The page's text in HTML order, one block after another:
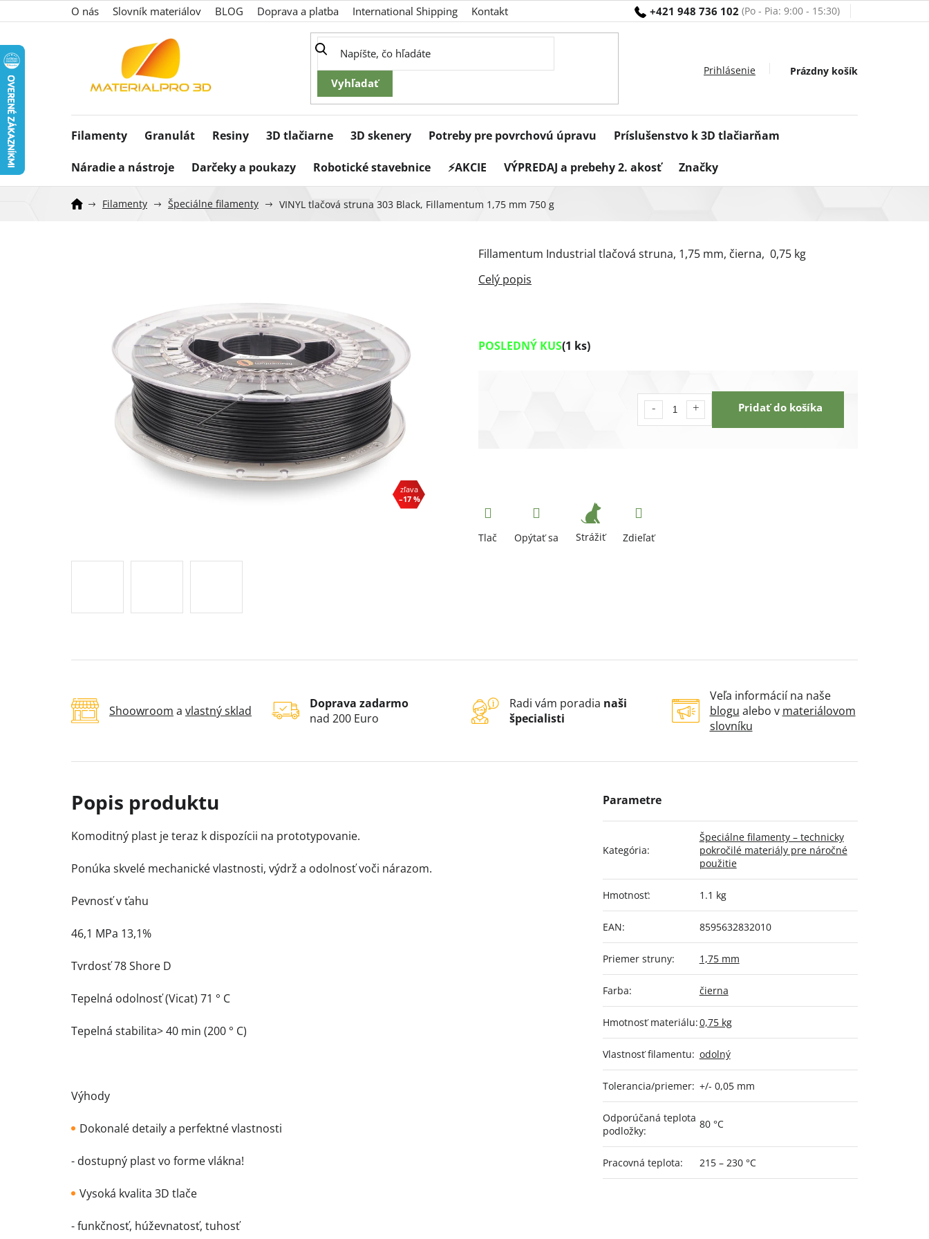
na
+421 948 736 102
O nás Slovník materiálov BLOG Doprava a platba International Shipping Kontakt
Nákupný
Prázdny košík
Filamenty Granulát Resiny 3D tlačiarne 3D skenery Potreby pre povrchovú úpravu Príslušenstvo k 3D tlačiarňam
Náradie a nástroje Darčeky a poukazy Robotické stavebnice ⚡AKCIE VÝPREDAJ a prebehy 2. akosť Značky
Filamenty Špeciálne filamenty VINYL tlačová struna 303 Black, Fillamentum 1,75 mm 750 g
–17 %
POSLEDNÝ KUS(1 ks)
Pridať do košíka
Fillamentum Industrial tlačová struna, 1,75 mm, čierna, 0,75 kg
Tlač Opýtať sa Strážiť Zdieľať
Shoowroom a vlastný sklad
Doprava zadarmo
nad 200 Euro
Radi vám poradia naši
špecialisti
Veľa informácií na naše
blogu alebo v materiálovom
slovníku
Komoditný plast je teraz k dispozícii na prototypovanie.
Ponúka skvelé mechanické vlastnosti, výdrž a odolnosť voči nárazom.
Pevnosť v ťahu
46,1 MPa 13,1%
Tvrdosť 78 Shore D
Tepelná odolnosť (Vicat) 71 ° C
Tepelná stabilita> 40 min (200 ° C)
Výhody
Dokonalé detaily a perfektné vlastnosti
- dostupný plast vo forme vlákna!
Vysoká kvalita 3D tlače
- funkčnosť, húževnatosť, tuhosť
Kategória:
Špeciálne filamenty – technicky
pokročilé materiály pre náročné
použitie
Hmotnosť: 1.1 kg
EAN: 8595632832010
Priemer struny: 1,75 mm
Farba: čierna
Hmotnosť materiálu:0,75 kg
Vlastnosť filamentu: odolný
Tolerancia/priemer: +/- 0,05 mm
Odporúčaná teplota
podložky:
80 °C
Pracovná teplota: 215 – 230 °C